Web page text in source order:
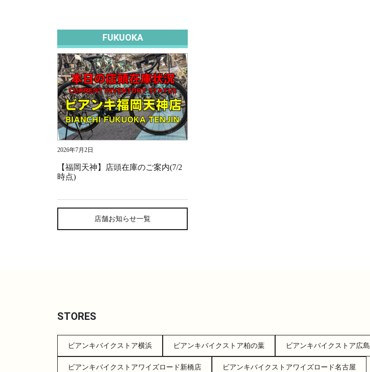
FUKUOKA
2026年7月2日
【福岡天神】店頭在庫のご案内(7/2
時点)
店舗お知らせ一覧
STORES
ビアンキバイクストア横浜 ビアンキバイクストア柏の葉 ビアンキバイクストア広島
ビアンキバイクストアワイズロード新橋店 ビアンキバイクストアワイズロード名古屋